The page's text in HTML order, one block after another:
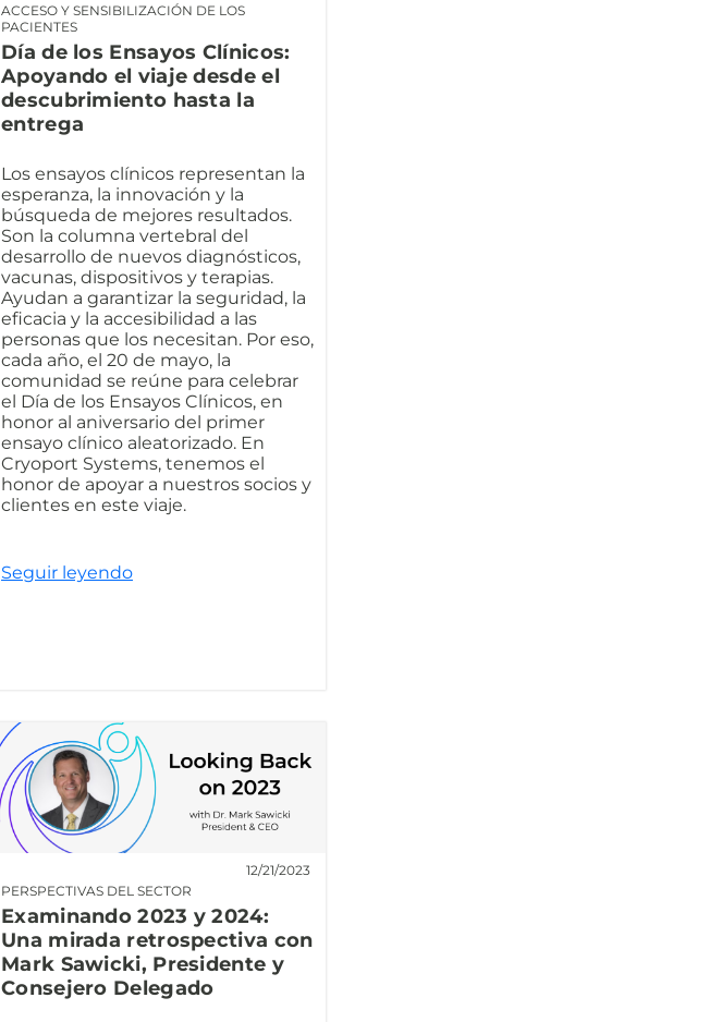
ACCESO Y SENSIBILIZACIÓN DE LOS
PACIENTES
Día de los Ensayos Clínicos:
Apoyando el viaje desde el
descubrimiento hasta la
entrega
Los ensayos clínicos representan la
esperanza, la innovación y la
búsqueda de mejores resultados.
Son la columna vertebral del
desarrollo de nuevos diagnósticos,
vacunas, dispositivos y terapias.
Ayudan a garantizar la seguridad, la
eficacia y la accesibilidad a las
personas que los necesitan. Por eso,
cada año, el 20 de mayo, la
comunidad se reúne para celebrar
el Día de los Ensayos Clínicos, en
honor al aniversario del primer
ensayo clínico aleatorizado. En
Cryoport Systems, tenemos el
honor de apoyar a nuestros socios y
clientes en este viaje.
Seguir leyendo
PERSPECTIVAS DEL SECTOR
12/21/2023
Examinando 2023 y 2024:
Una mirada retrospectiva con
Mark Sawicki, Presidente y
Consejero Delegado